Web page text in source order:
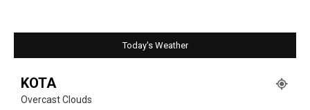
Today's Weather
KOTA
Overcast Clouds